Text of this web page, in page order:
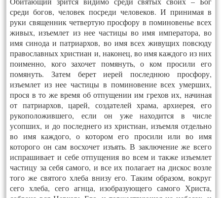
среди богов, человек посреди человеков. И принимая в
руки священник четвертую просфору в поминовенье всех
живых, изъемлет из нее частицы во имя императора, во
имя синода и патриархов, во имя всех живущих повсюду
православных христиан и, наконец, во имя каждого из них
поименно, кого захочет помянуть, о ком просили его
помянуть. Затем берет иерей последнюю просфору,
изъемлет из нее частицы в поминовение всех умерших,
прося в то же время об отпущении им грехов их, начиная
от патриархов, царей, создателей храма, архиерея, его
рукоположившего, если он уже находится в числе
усопших, и до последнего из христиан, изъемля отдельно
во имя каждого, о котором его просили или во имя
которого он сам восхочет изъять. В заключение же всего
испрашивает и себе отпущения во всем и также изъемлет
частицу за себя самого, и все их полагает на дискос возле
того же святого хлеба внизу его. Таким образом, вокруг
сего хлеба, сего агнца, изобразующего самого Христа,